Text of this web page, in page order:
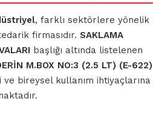
, farklı sektörlere yönelik
firmasıdır. SAKLAMA
başlığı altında listelenen
M.BOX NO:3 (2.5 LT) (E-622)
ve bireysel kullanım ihtiyaçlarına